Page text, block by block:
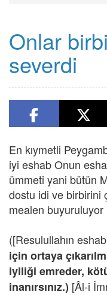
Onlar
severdi
En kıymetli
iyi eshab Onun
ümmeti yani bütün
dostu idi ve birbirini
mealen buyuruluyor
([Resulullahın
için ortaya
iyiliği emreder,
inanırsınız.) [Âl-i